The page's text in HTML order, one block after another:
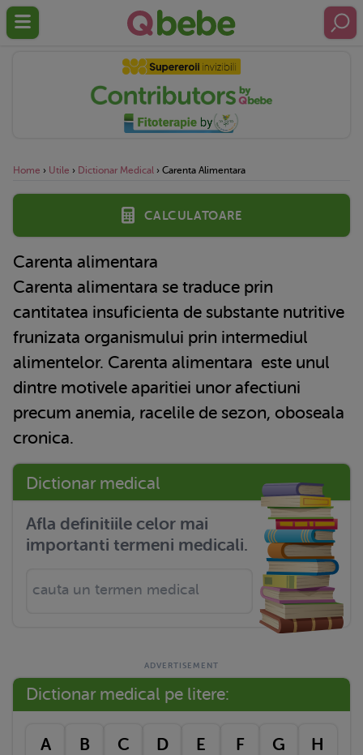
Home › Utile › Dictionar Medical › Carenta Alimentara
Calculatoare
Carenta alimentara
Carenta alimentara se traduce prin
cantitatea insuficienta de substante nutritive
frunizata organismului prin intermediul
alimentelor. Carenta alimentara este unul
dintre motivele aparitiei unor afectiuni
precum anemia, racelile de sezon, oboseala
cronica.
Dictionar medical
Afla definitiile celor mai
importanti termeni medicali.
Dictionar medical pe litere:
A B C D E F G H